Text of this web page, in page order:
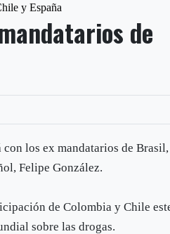
y España
de
los ex mandatarios de Brasil,
Felipe González.
de Colombia y Chile
sobre las drogas.